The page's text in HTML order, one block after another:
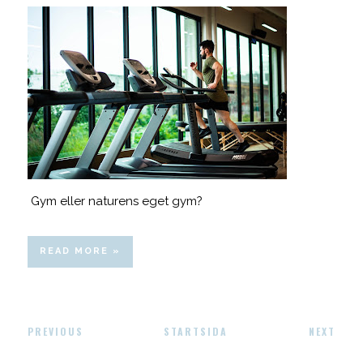
Gym eller naturens eget gym?
READ MORE »
PREVIOUS STARTSIDA NEXT